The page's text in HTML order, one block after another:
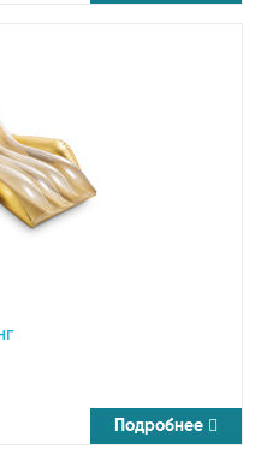
Подробнее